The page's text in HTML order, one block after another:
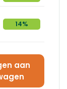
14%
m aantal
aan